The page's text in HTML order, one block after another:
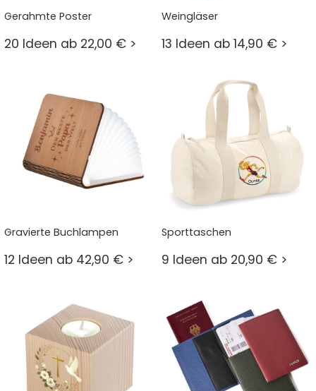
Gerahmte Poster
20 Ideen ab 22,00 € >
Weingläser
13 Ideen ab 14,90 € >
Gravierte Buchlampen
12 Ideen ab 42,90 € >
Sporttaschen
9 Ideen ab 20,90 € >